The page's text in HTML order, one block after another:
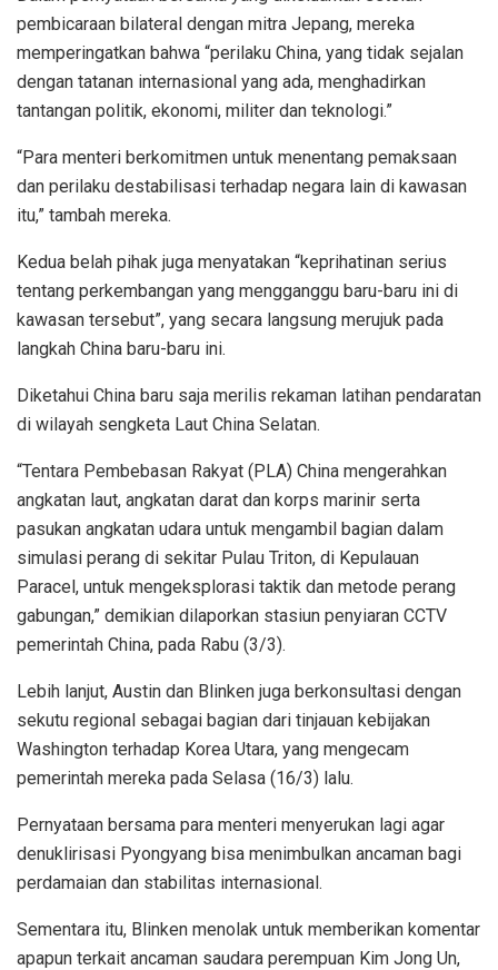
pembicaraan bilateral dengan mitra Jepang, mereka
memperingatkan bahwa “perilaku China, yang tidak sejalan
dengan tatanan internasional yang ada, menghadirkan
tantangan politik, ekonomi, militer dan teknologi.”
“Para menteri berkomitmen untuk menentang pemaksaan
dan perilaku destabilisasi terhadap negara lain di kawasan
itu,” tambah mereka.
Kedua belah pihak juga menyatakan “keprihatinan serius
tentang perkembangan yang mengganggu baru-baru ini di
kawasan tersebut”, yang secara langsung merujuk pada
langkah China baru-baru ini.
Diketahui China baru saja merilis rekaman latihan pendaratan
di wilayah sengketa Laut China Selatan.
“Tentara Pembebasan Rakyat (PLA) China mengerahkan
angkatan laut, angkatan darat dan korps marinir serta
pasukan angkatan udara untuk mengambil bagian dalam
simulasi perang di sekitar Pulau Triton, di Kepulauan
Paracel, untuk mengeksplorasi taktik dan metode perang
gabungan,” demikian dilaporkan stasiun penyiaran CCTV
pemerintah China, pada Rabu (3/3).
Lebih lanjut, Austin dan Blinken juga berkonsultasi dengan
sekutu regional sebagai bagian dari tinjauan kebijakan
Washington terhadap Korea Utara, yang mengecam
pemerintah mereka pada Selasa (16/3) lalu.
Pernyataan bersama para menteri menyerukan lagi agar
denuklirisasi Pyongyang bisa menimbulkan ancaman bagi
perdamaian dan stabilitas internasional.
Sementara itu, Blinken menolak untuk memberikan komentar
apapun terkait ancaman saudara perempuan Kim Jong Un,